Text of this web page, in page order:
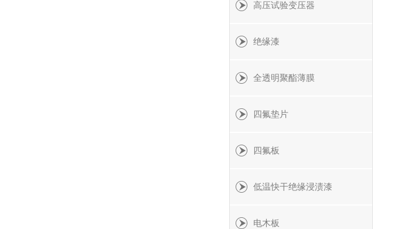
高压试验变压器
绝缘漆
全透明聚酯薄膜
四氟垫片
四氟板
低温快干绝缘浸渍漆
电木板